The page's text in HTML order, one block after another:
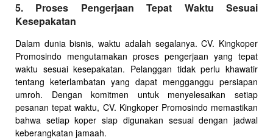
5. Proses Pengerjaan Tepat Waktu Sesuai
Kesepakatan
Dalam dunia bisnis, waktu adalah segalanya. CV. Kingkoper
Promosindo mengutamakan proses pengerjaan yang tepat
waktu sesuai kesepakatan. Pelanggan tidak perlu khawatir
tentang keterlambatan yang dapat mengganggu persiapan
umroh. Dengan komitmen untuk menyelesaikan setiap
pesanan tepat waktu, CV. Kingkoper Promosindo memastikan
bahwa setiap koper siap digunakan sesuai dengan jadwal
keberangkatan jamaah.